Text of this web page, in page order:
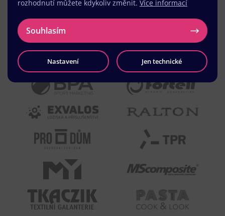
rozhodnutí můžete kdykoliv změnit. Více informací
Souhlasím
Nastavení Jen technické